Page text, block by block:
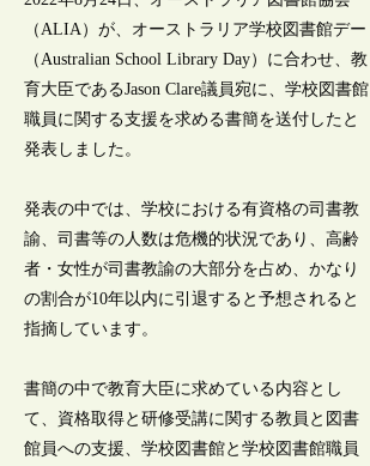
（ALIA）が、オーストラリア学校図書館デー
（Australian School Library Day）に合わせ、教
育大臣であるJason Clare議員宛に、学校図書館
職員に関する支援を求める書簡を送付したと
発表しました。
発表の中では、学校における有資格の司書教
諭、司書等の人数は危機的状況であり、高齢
者・女性が司書教諭の大部分を占め、かなり
の割合が10年以内に引退すると予想されると
指摘しています。
書簡の中で教育大臣に求めている内容とし
て、資格取得と研修受講に関する教員と図書
館員への支援、学校図書館と学校図書館職員